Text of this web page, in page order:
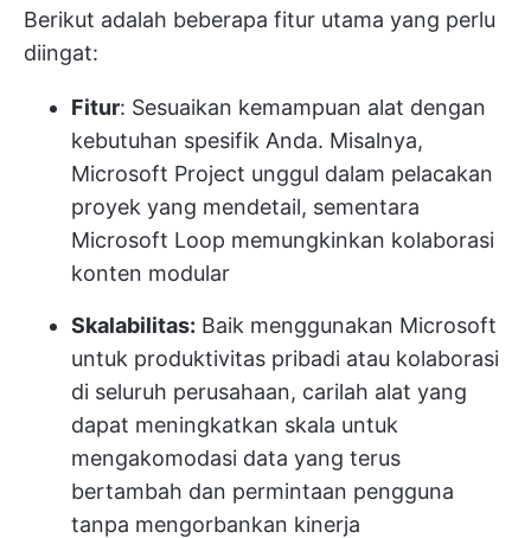
Berikut adalah beberapa fitur utama yang perlu
diingat:
Fitur: Sesuaikan kemampuan alat dengan
kebutuhan spesifik Anda. Misalnya,
Microsoft Project unggul dalam pelacakan
proyek yang mendetail, sementara
Microsoft Loop memungkinkan kolaborasi
konten modular
Skalabilitas: Baik menggunakan Microsoft
untuk produktivitas pribadi atau kolaborasi
di seluruh perusahaan, carilah alat yang
dapat meningkatkan skala untuk
mengakomodasi data yang terus
bertambah dan permintaan pengguna
tanpa mengorbankan kinerja